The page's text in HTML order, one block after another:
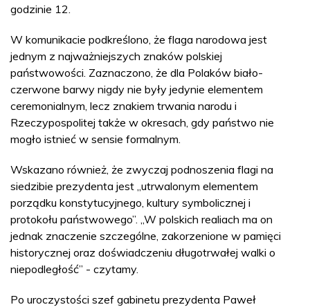
godzinie 12.
W komunikacie podkreślono, że flaga narodowa jest
jednym z najważniejszych znaków polskiej
państwowości. Zaznaczono, że dla Polaków biało-
czerwone barwy nigdy nie były jedynie elementem
ceremonialnym, lecz znakiem trwania narodu i
Rzeczypospolitej także w okresach, gdy państwo nie
mogło istnieć w sensie formalnym.
Wskazano również, że zwyczaj podnoszenia flagi na
siedzibie prezydenta jest „utrwalonym elementem
porządku konstytucyjnego, kultury symbolicznej i
protokołu państwowego”. „W polskich realiach ma on
jednak znaczenie szczególne, zakorzenione w pamięci
historycznej oraz doświadczeniu długotrwałej walki o
niepodległość” - czytamy.
Po uroczystości szef gabinetu prezydenta Paweł